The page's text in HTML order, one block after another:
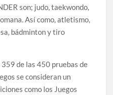
son; judo, taekwondo,
Así como, atletismo,
bádminton y tiro
de las 450 pruebas de
se consideran un
como los Juegos